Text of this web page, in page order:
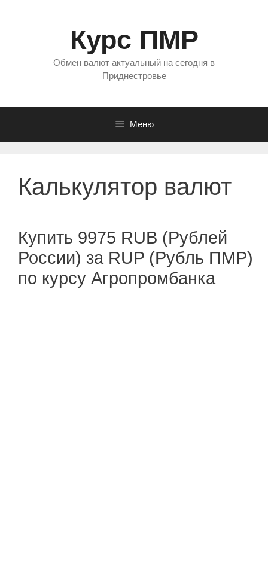
Курс ПМР
Обмен валют актуальный на сегодня в
Приднестровье
Меню
Калькулятор валют
Купить 9975 RUB (Рублей
России) за RUP (Рубль ПМР)
по курсу Агропромбанка